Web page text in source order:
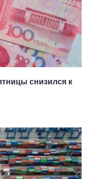
снизился к